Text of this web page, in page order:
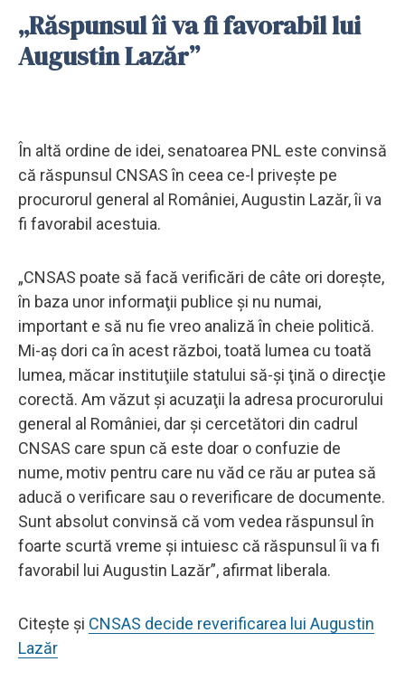
„Răspunsul îi va fi favorabil lui
Augustin Lazăr”
În altă ordine de idei, senatoarea PNL este convinsă
că răspunsul CNSAS în ceea ce-l priveşte pe
procurorul general al României, Augustin Lazăr, îi va
fi favorabil acestuia.
„CNSAS poate să facă verificări de câte ori doreşte,
în baza unor informaţii publice şi nu numai,
important e să nu fie vreo analiză în cheie politică.
Mi-aş dori ca în acest război, toată lumea cu toată
lumea, măcar instituţiile statului să-şi ţină o direcţie
corectă. Am văzut şi acuzaţii la adresa procurorului
general al României, dar şi cercetători din cadrul
CNSAS care spun că este doar o confuzie de
nume, motiv pentru care nu văd ce rău ar putea să
aducă o verificare sau o reverificare de documente.
Sunt absolut convinsă că vom vedea răspunsul în
foarte scurtă vreme şi intuiesc că răspunsul îi va fi
favorabil lui Augustin Lazăr”, afirmat liberala.
Citește și CNSAS decide reverificarea lui Augustin
Lazăr